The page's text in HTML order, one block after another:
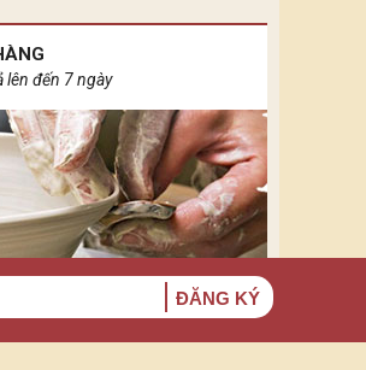
ẩn đầy rung cảm.
lên đến 7 ngày
ĐĂNG KÝ